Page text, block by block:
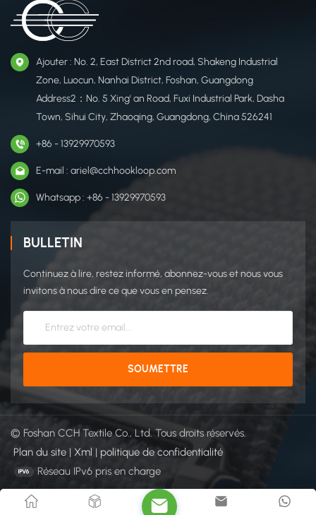
Ajouter : No. 2, East District 2nd road, Shakeng Industrial
Zone, Luocun, Nanhai District, Foshan, Guangdong
Address2：No. 5 Xing' an Road, Fuxi Industrial Park, Dasha
Town, Sihui City, Zhaoqing, Guangdong, China 526241
+86 - 13929970593
E-mail : ariel@cchhookloop.com
Whatsapp : +86 - 13929970593
BULLETIN
Continuez à lire, restez informé, abonnez-vous et nous vous
invitons à nous dire ce que vous en pensez.
© Foshan CCH Textile Co., Ltd. Tous droits réservés.
Plan du site | Xml | politique de confidentialité
Réseau IPv6 pris en charge